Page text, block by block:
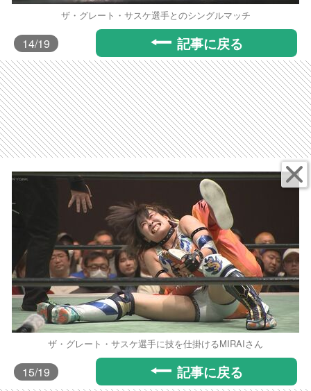
ザ・グレート・サスケ選手とのシングルマッチ
14/19 記事に戻る
ザ・グレート・サスケ選手に技を仕掛けるMIRAIさん
15/19 記事に戻る